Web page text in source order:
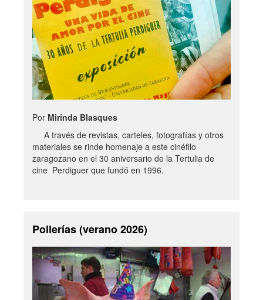
Por Mirinda Blasques
A través de revistas, carteles, fotografías y otros
materiales se rinde homenaje a este cinéfilo
zaragozano en el 30 aniversario de la Tertulia de
cine Perdiguer que fundó en 1996.
Pollerías (verano 2026)